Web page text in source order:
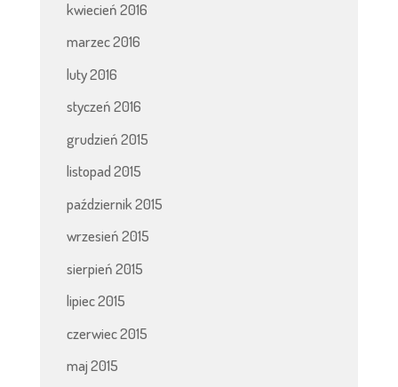
kwiecień 2016
marzec 2016
luty 2016
styczeń 2016
grudzień 2015
listopad 2015
październik 2015
wrzesień 2015
sierpień 2015
lipiec 2015
czerwiec 2015
maj 2015